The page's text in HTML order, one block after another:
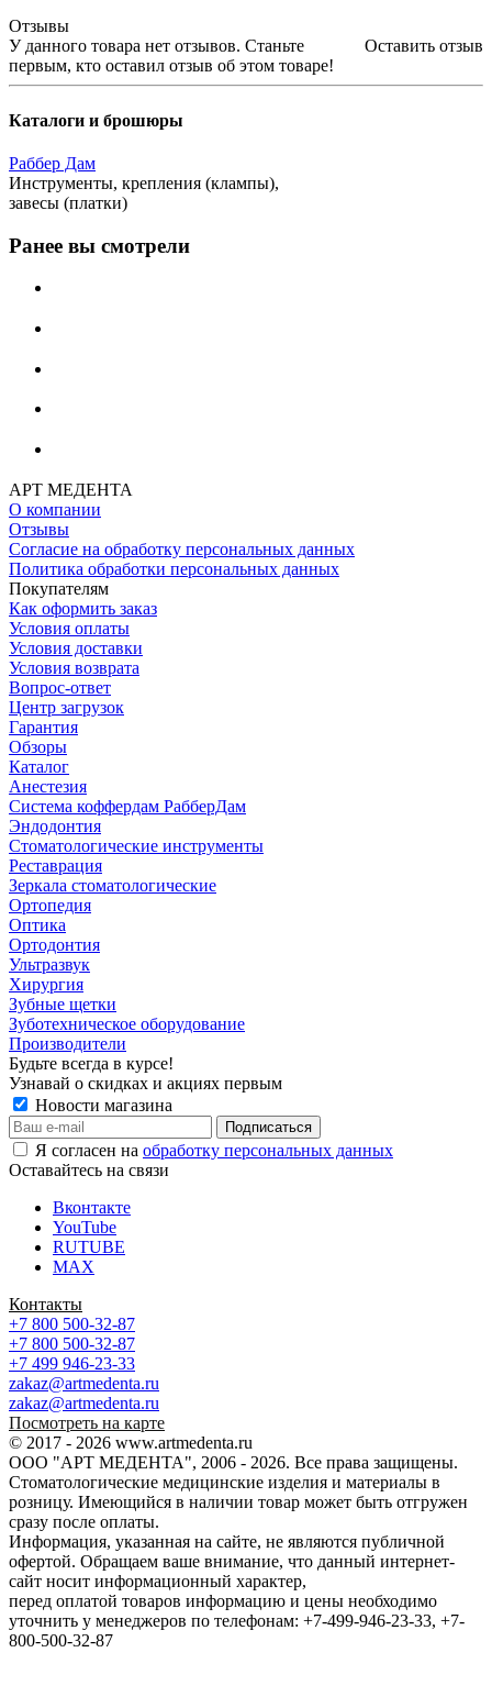
Отзывы
Оставить отзыв
У данного товара нет отзывов. Станьте
первым, кто оставил отзыв об этом товаре!
Каталоги и брошюры
Раббер Дам
Инструменты, крепления (клампы),
завесы (платки)
Ранее вы смотрели
АРТ МЕДЕНТА
О компании
Отзывы
Согласие на обработку персональных данных
Политика обработки персональных данных
Покупателям
Как оформить заказ
Условия оплаты
Условия доставки
Условия возврата
Вопрос-ответ
Центр загрузок
Гарантия
Обзоры
Каталог
Анестезия
Система коффердам РабберДам
Эндодонтия
Стоматологические инструменты
Реставрация
Зеркала стоматологические
Ортопедия
Оптика
Ортодонтия
Ультразвук
Хирургия
Зубные щетки
Зуботехническое оборудование
Производители
Будьте всегда в курсе!
Узнавай о скидках и акциях первым
Новости магазина
Я согласен на обработку персональных данных
Оставайтесь на связи
Вконтакте
YouTube
RUTUBE
MAX
Контакты
+7 800 500-32-87
+7 800 500-32-87
+7 499 946-23-33
zakaz@artmedenta.ru
zakaz@artmedenta.ru
Посмотреть на карте
© 2017 - 2026 www.artmedenta.ru
ООО "АРТ МЕДЕНТА", 2006 - 2026. Все права защищены.
Стоматологические медицинские изделия и материалы в
розницу. Имеющийся в наличии товар может быть отгружен
сразу после оплаты.
Информация, указанная на сайте, не являются публичной
офертой. Обращаем ваше внимание, что данный интернет-
сайт носит информационный характер,
перед оплатой товаров информацию и цены необходимо
уточнить у менеджеров по телефонам: +7-499-946-23-33, +7-
800-500-32-87